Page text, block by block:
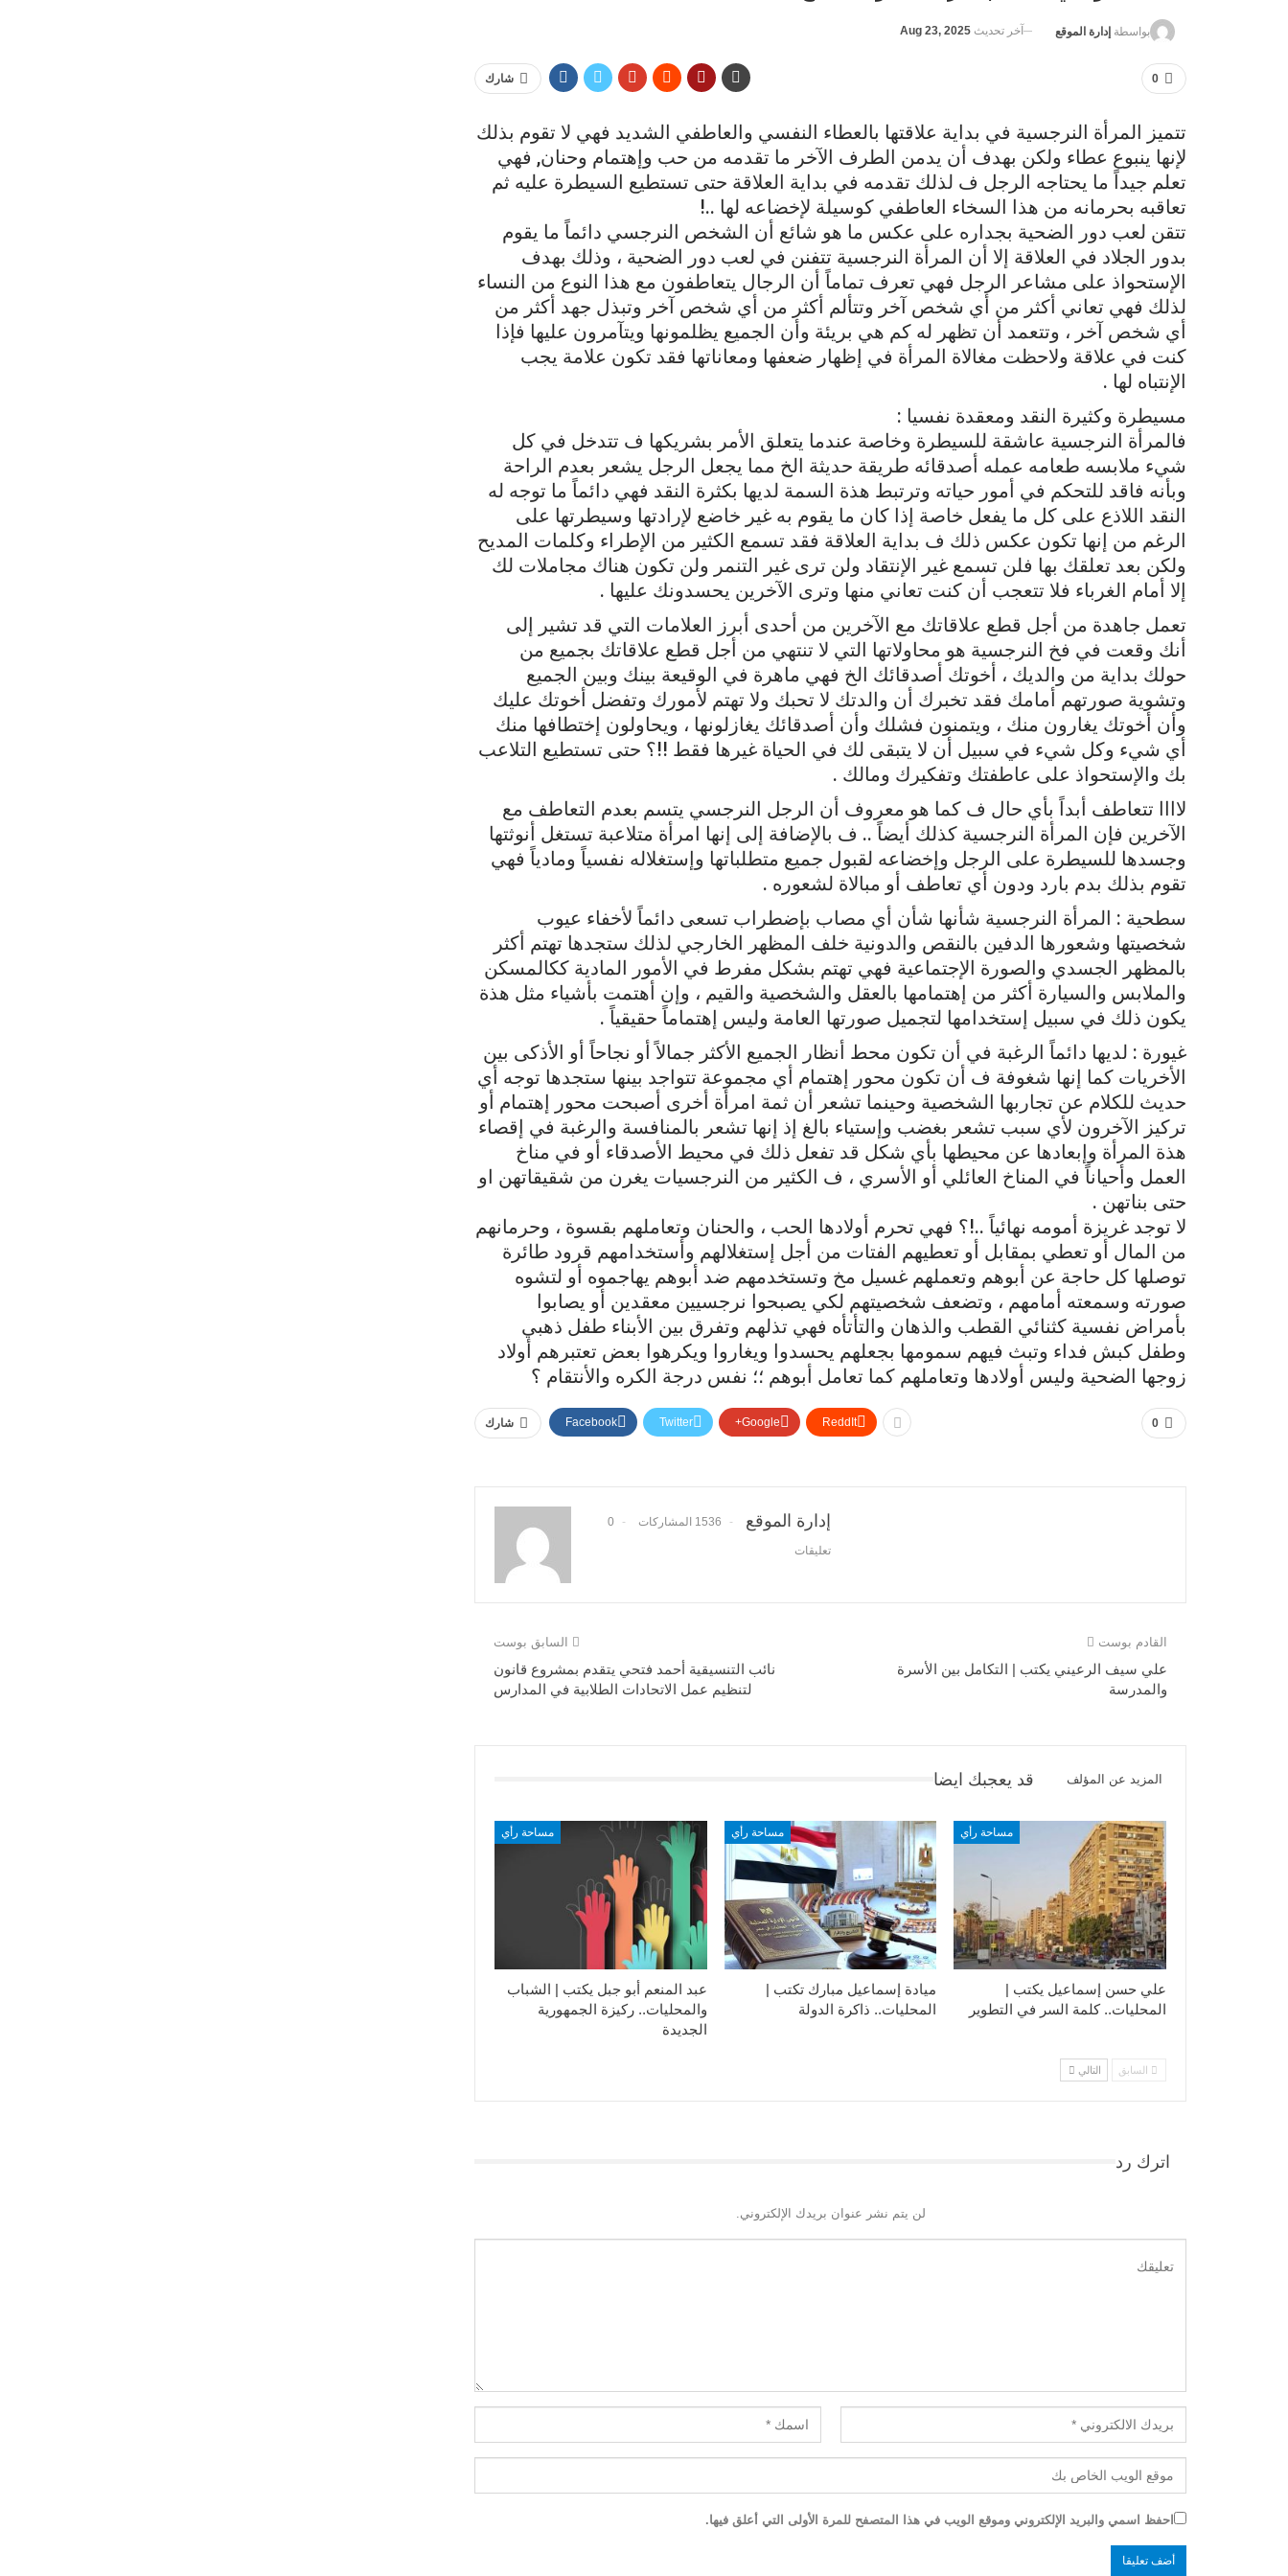
بواسطة إدارة الموقع آخر تحديث Aug 23, 2025
0 شارك
تتميز المرأة النرجسية في بداية علاقتها بالعطاء النفسي والعاطفي الشديد فهي لا تقوم بذلك
لإنها ينبوع عطاء ولكن بهدف أن يدمن الطرف الآخر ما تقدمه من حب وإهتمام وحنان, فهي
تعلم جيداً ما يحتاجه الرجل ف لذلك تقدمه في بداية العلاقة حتى تستطيع السيطرة عليه ثم
تعاقبه بحرمانه من هذا السخاء العاطفي كوسيلة لإخضاعه لها ..!
تتقن لعب دور الضحية بجداره على عكس ما هو شائع أن الشخص النرجسي دائماً ما يقوم
بدور الجلاد في العلاقة إلا أن المرأة النرجسية تتفنن في لعب دور الضحية ، وذلك بهدف
الإستحواذ على مشاعر الرجل فهي تعرف تماماً أن الرجال يتعاطفون مع هذا النوع من النساء
لذلك فهي تعاني أكثر من أي شخص آخر وتتألم أكثر من أي شخص آخر وتبذل جهد أكثر من
أي شخص آخر ، وتتعمد أن تظهر له كم هي بريئة وأن الجميع يظلمونها ويتآمرون عليها فإذا
كنت في علاقة ولاحظت مغالاة المرأة في إظهار ضعفها ومعاناتها فقد تكون علامة يجب
الإنتباه لها .
مسيطرة وكثيرة النقد ومعقدة نفسيا :
فالمرأة النرجسية عاشقة للسيطرة وخاصة عندما يتعلق الأمر بشريكها ف تتدخل في كل
شيء ملابسه طعامه عمله أصدقائه طريقة حديثة الخ مما يجعل الرجل يشعر بعدم الراحة
وبأنه فاقد للتحكم في أمور حياته وترتبط هذة السمة لديها بكثرة النقد فهي دائماً ما توجه له
النقد اللاذع على كل ما يفعل خاصة إذا كان ما يقوم به غير خاضع لإرادتها وسيطرتها على
الرغم من إنها تكون عكس ذلك ف بداية العلاقة فقد تسمع الكثير من الإطراء وكلمات المديح
ولكن بعد تعلقك بها فلن تسمع غير الإنتقاد ولن ترى غير التنمر ولن تكون هناك مجاملات لك
إلا أمام الغرباء فلا تتعجب أن كنت تعاني منها وترى الآخرين يحسدونك عليها .
تعمل جاهدة من أجل قطع علاقاتك مع الآخرين من أحدى أبرز العلامات التي قد تشير إلى
أنك وقعت في فخ النرجسية هو محاولاتها التي لا تنتهي من أجل قطع علاقاتك بجميع من
حولك بداية من والديك ، أخوتك أصدقائك الخ فهي ماهرة في الوقيعة بينك وبين الجميع
وتشوية صورتهم أمامك فقد تخبرك أن والدتك لا تحبك ولا تهتم لأمورك وتفضل أخوتك عليك
وأن أخوتك يغارون منك ، ويتمنون فشلك وأن أصدقائك يغازلونها ، ويحاولون إختطافها منك
أي شيء وكل شيء في سبيل أن لا يتبقى لك في الحياة غيرها فقط !!؟ حتى تستطيع التلاعب
بك والإستحواذ على عاطفتك وتفكيرك ومالك .
لاااا تتعاطف أبداً بأي حال ف كما هو معروف أن الرجل النرجسي يتسم بعدم التعاطف مع
الآخرين فإن المرأة النرجسية كذلك أيضاً .. ف بالإضافة إلى إنها امرأة متلاعبة تستغل أنوثتها
وجسدها للسيطرة على الرجل وإخضاعه لقبول جميع متطلباتها وإستغلاله نفسياً ومادياً فهي
تقوم بذلك بدم بارد ودون أي تعاطف أو مبالاة لشعوره .
سطحية : المرأة النرجسية شأنها شأن أي مصاب بإضطراب تسعى دائماً لأخفاء عيوب
شخصيتها وشعورها الدفين بالنقص والدونية خلف المظهر الخارجي لذلك ستجدها تهتم أكثر
بالمظهر الجسدي والصورة الإجتماعية فهي تهتم بشكل مفرط في الأمور المادية ككالمسكن
والملابس والسيارة أكثر من إهتمامها بالعقل والشخصية والقيم ، وإن أهتمت بأشياء مثل هذة
يكون ذلك في سبيل إستخدامها لتجميل صورتها العامة وليس إهتماماً حقيقياً .
غيورة : لديها دائماً الرغبة في أن تكون محط أنظار الجميع الأكثر جمالاً أو نجاحاً أو الأذكى بين
الأخريات كما إنها شغوفة ف أن تكون محور إهتمام أي مجموعة تتواجد بينها ستجدها توجه أي
حديث للكلام عن تجاربها الشخصية وحينما تشعر أن ثمة امرأة أخرى أصبحت محور إهتمام أو
تركيز الآخرون لأي سبب تشعر بغضب وإستياء بالغ إذ إنها تشعر بالمنافسة والرغبة في إقصاء
هذة المرأة وإبعادها عن محيطها بأي شكل قد تفعل ذلك في محيط الأصدقاء أو في مناخ
العمل وأحياناً في المناخ العائلي أو الأسري ، ف الكثير من النرجسيات يغرن من شقيقاتهن او
حتى بناتهن .
لا توجد غريزة أمومه نهائياً ..!؟ فهي تحرم أولادها الحب ، والحنان وتعاملهم بقسوة ، وحرمانهم
من المال أو تعطي بمقابل أو تعطيهم الفتات من أجل إستغلالهم وأستخدامهم قرود طائرة
توصلها كل حاجة عن أبوهم وتعملهم غسيل مخ وتستخدمهم ضد أبوهم يهاجموه أو لتشوه
صورته وسمعته أمامهم ، وتضعف شخصيتهم لكي يصبحوا نرجسيين معقدين أو يصابوا
بأمراض نفسية كثنائي القطب والذهان والتأتأه فهي تذلهم وتفرق بين الأبناء طفل ذهبي
وطفل كبش فداء وتبث فيهم سمومها بجعلهم يحسدوا ويغاروا ويكرهوا بعض تعتبرهم أولاد
زوجها الضحية وليس أولادها وتعاملهم كما تعامل أبوهم ؛؛ نفس درجة الكره والأنتقام ؟
0 شارك Facebook Twitter Google+ ReddIt
إدارة الموقع 1536 المشاركات 0
تعليقات
السابق بوست
نائب التنسيقية أحمد فتحي يتقدم بمشروع قانون
لتنظيم عمل الاتحادات الطلابية في المدارس
القادم بوست
علي سيف الرعيني يكتب | التكامل بين الأسرة
والمدرسة
قد يعجبك ايضا المزيد عن المؤلف
مساحة رأي
عبد المنعم أبو جبل يكتب | الشباب
والمحليات.. ركيزة الجمهورية
الجديدة
مساحة رأي
ميادة إسماعيل مبارك تكتب |
المحليات.. ذاكرة الدولة
مساحة رأي
علي حسن إسماعيل يكتب |
المحليات.. كلمة السر في التطوير​
السابق التالي
اترك رد
لن يتم نشر عنوان بريدك الإلكتروني.
احفظ اسمي والبريد الإلكتروني وموقع الويب في هذا المتصفح للمرة الأولى التي أعلق فيها.